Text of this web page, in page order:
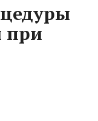
при